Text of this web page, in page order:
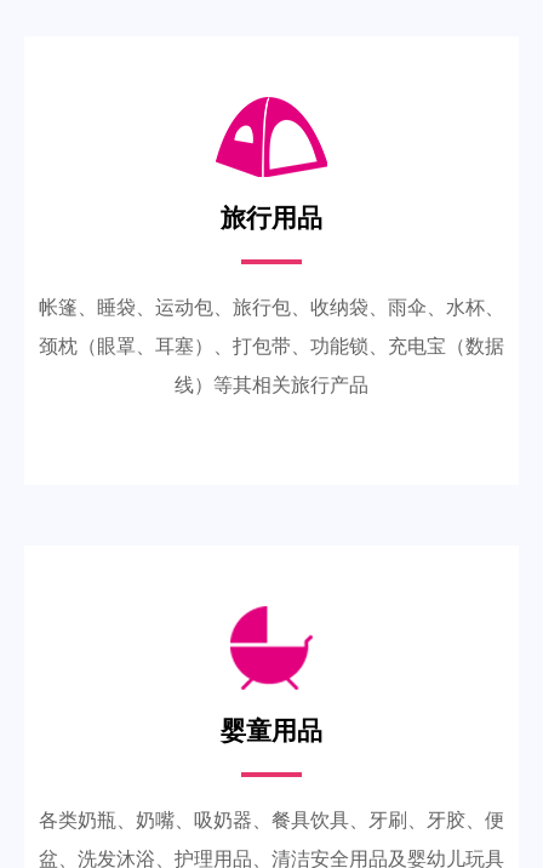
旅行用品
帐篷、睡袋、运动包、旅行包、收纳袋、雨伞、水杯、
颈枕（眼罩、耳塞）、打包带、功能锁、充电宝（数据
线）等其相关旅行产品
婴童用品
各类奶瓶、奶嘴、吸奶器、餐具饮具、牙刷、牙胶、便
盆、洗发沐浴、护理用品、清洁安全用品及婴幼儿玩具